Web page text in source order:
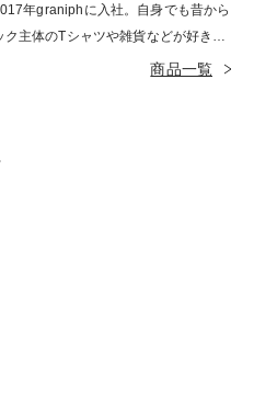
年graniphに入社。自身でも昔から
ク主体のTシャツや雑貨などが好きだ
あり、思い出の一部や生活の彩りにな
商品一覧